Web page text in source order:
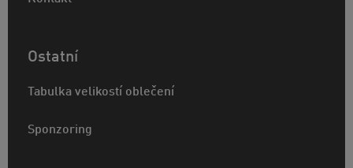
Ostatní
Tabulka velikostí oblečení
Sponzoring